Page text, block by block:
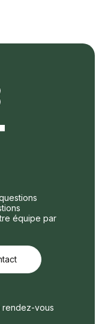
équipe par
rendez-vous